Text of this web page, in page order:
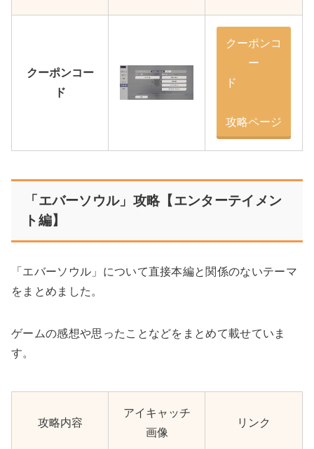
クーポンコー
ド
クーポンコ
ー
ド
攻略ページ
「エバーソウル」攻略【エンターテイメン
ト編】
「エバーソウル」について直接本編と関係のないテーマ
をまとめました。
ゲームの感想や思ったことなどをまとめて載せていま
す。
攻略内容
アイキャッチ
画像
リンク